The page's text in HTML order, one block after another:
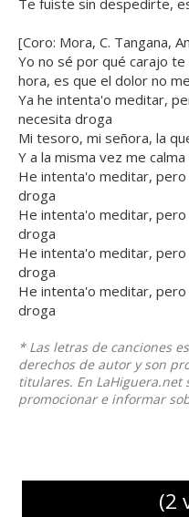
Te fuiste sin despedirte,
[Coro: Mora, C. Tangana,
Yo no sé por qué carajo
hora, es que el dolor no
Ya he intenta'o meditar,
necesita droga
Mi tesoro, mi señora, la
Y a la misma vez me
He intenta'o meditar,
droga
He intenta'o meditar,
droga
He intenta'o meditar,
droga
He intenta'o meditar,
droga
* Las letras de canciones
derechos de autor y son
titulares. En
promocionar e informar
(2